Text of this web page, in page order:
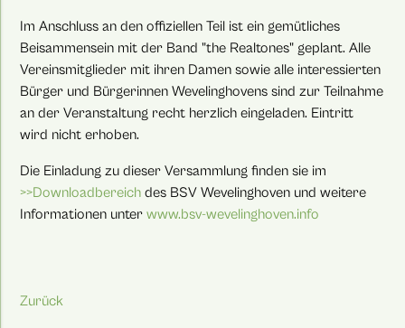
Im Anschluss an den offiziellen Teil ist ein gemütliches
Beisammensein mit der Band "the Realtones" geplant. Alle
Vereinsmitglieder mit ihren Damen sowie alle interessierten
Bürger und Bürgerinnen Wevelinghovens sind zur Teilnahme
an der Veranstaltung recht herzlich eingeladen. Eintritt
wird nicht erhoben.
Die Einladung zu dieser Versammlung finden sie im
>>Downloadbereich des BSV Wevelinghoven und weitere
Informationen unterwww.bsv-wevelinghoven.info
Zurück